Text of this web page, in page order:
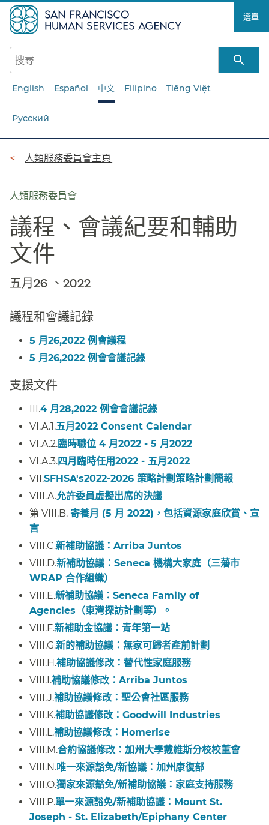
至
主
要
選單​​
English Español 中文 Filipino Tiếng Việt
Русский
導
列​​
人類服務委員會主頁​​
人類服務委員會
議程、會議紀要和輔助
文件​​
五月26 、2022​​
議程和會議記錄​​
5 月26,2022 例會議程​​
5 月26,2022 例會會議記錄​​
支援文件​​
III.4 月28,2022 例會會議記錄
VI.A.1.五月2022 Consent Calendar
VI.A.2.臨時職位 4 月2022 - 5 月2022
VI.A.3.四月臨時任用2022 - 五月2022
VII.SFHSA's2022-2026 策略計劃策略計劃簡報
VIII.A.允許委員虛擬出席的決議
第 VIII.B. 寄養月 (5 月 2022)，包括資源家庭欣賞、宣
言
VIII.C.新補助協議：Arriba Juntos
VIII.D.新補助協議：Seneca 機構大家庭（三藩市
WRAP 合作組織）
VIII.E.新補助協議：Seneca Family of
Agencies（東灣探訪計劃等）。
VIII.F.新補助金協議：青年第一站
VIII.G.新的補助協議：無家可歸者產前計劃
VIII.H.補助協議修改：替代性家庭服務​​
VIII.I.補助協議修改：Arriba Juntos
VIII.J.補助協議修改：聖公會社區服務​​
VIII.K.補助協議修改：Goodwill Industries
VIII.L.補助協議修改：Homerise
VIII.M.合約協議修改：加州大學戴維斯分校校董會​​
VIII.N.唯一來源豁免/新協議：加州康復部
VIII.O.獨家來源豁免/新補助協議：家庭支持服務​​
VIII.P.單一來源豁免/新補助協議：Mount St.
Joseph - St. Elizabeth/Epiphany Center